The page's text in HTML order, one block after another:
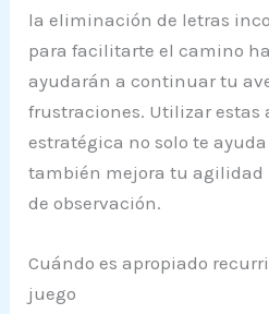
la eliminación de letras
para facilitarte el camino
ayudarán a continuar tu
frustraciones. Utilizar estas
estratégica no solo te
también mejora tu agilidad
de observación.
Cuándo es apropiado
juego